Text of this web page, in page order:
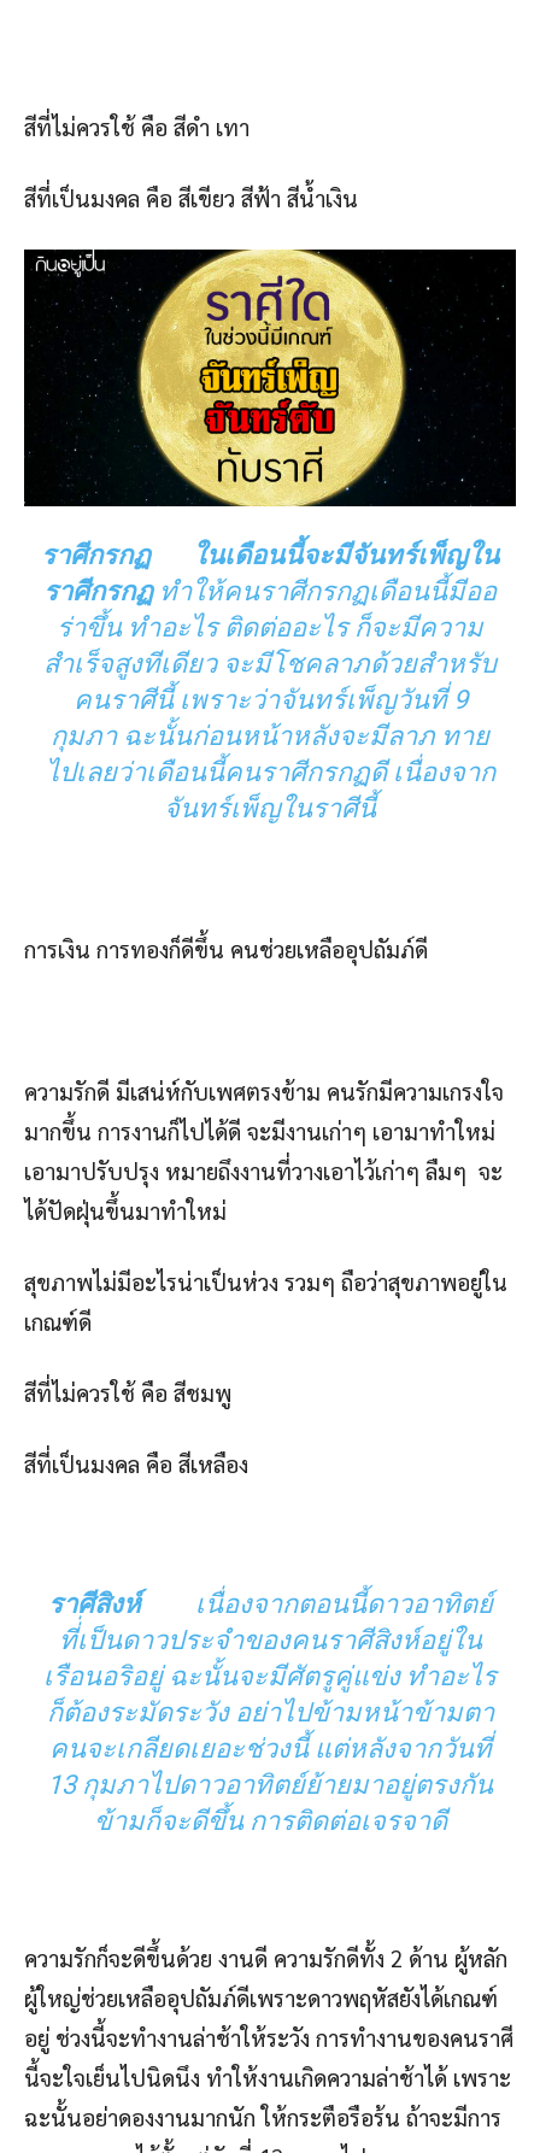
สีที่ไม่ควรใช้ คือ สีดำ เทา
สีที่เป็นมงคล คือ สีเขียว สีฟ้า สีน้ำเงิน
ราศีกรกฏ ในเดือนนี้จะมีจันทร์เพ็ญใน
ราศีกรกฏทำให้คนราศีกรกฏเดือนนี้มีออ
ร่าขึ้น ทำอะไร ติดต่ออะไร ก็จะมีความ
สำเร็จสูงทีเดียว จะมีโชคลาภด้วยสำหรับ
คนราศีนี้ เพราะว่าจันทร์เพ็ญวันที่ 9
กุมภา ฉะนั้นก่อนหน้าหลังจะมีลาภ ทาย
ไปเลยว่าเดือนนี้คนราศีกรกฏดี เนื่องจาก
จันทร์เพ็ญในราศีนี้
การเงิน การทองก็ดีขึ้น คนช่วยเหลืออุปถัมภ์ดี
ความรักดี มีเสน่ห์กับเพศตรงข้าม คนรักมีความเกรงใจ
มากขึ้น การงานก็ไปได้ดี จะมีงานเก่าๆ เอามาทำใหม่
เอามาปรับปรุง หมายถึงงานที่วางเอาไว้เก่าๆ ลืมๆ จะ
ได้ปัดฝุ่นขึ้นมาทำใหม่
สุขภาพไม่มีอะไรน่าเป็นห่วง รวมๆ ถือว่าสุขภาพอยู่ใน
เกณฑ์ดี
สีที่ไม่ควรใช้ คือ สีชมพู
สีที่เป็นมงคล คือ สีเหลือง
ราศีสิงห์ เนื่องจากตอนนี้ดาวอาทิตย์
ที่่เป็นดาวประจำของคนราศีสิงห์อยู่ใน
เรือนอริอยู่ ฉะนั้นจะมีศัตรูคู่แข่ง ทำอะไร
ก็ต้องระมัดระวัง อย่าไปข้ามหน้าข้ามตา
คนจะเกลียดเยอะช่วงนี้ แต่หลังจากวันที่
13 กุมภาไปดาวอาทิตย์ย้ายมาอยู่ตรงกัน
ข้ามก็จะดีขึ้น การติดต่อเจรจาดี
ความรักก็จะดีขึ้นด้วย งานดี ความรักดีทั้ง 2 ด้าน ผู้หลัก
ผู้ใหญ่ช่วยเหลืออุปถัมภ์ดีเพราะดาวพฤหัสยังได้เกณฑ์
อยู่ ช่วงนี้จะทำงานล่าช้าให้ระวัง การทำงานของคนราศี
นี้จะใจเย็นไปนิดนึง ทำให้งานเกิดความล่าช้าได้ เพราะ
ฉะนั้นอย่าดองงานมากนัก ให้กระตือรือร้น ถ้าจะมีการ